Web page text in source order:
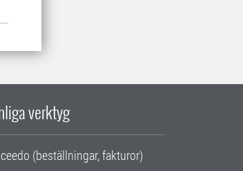
verktyg
(beställningar, fakturor)